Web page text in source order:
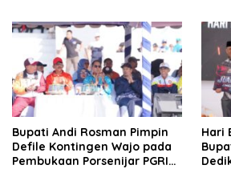
Bupati Andi Rosman Pimpin
Defile Kontingen Wajo pada
Pembukaan Porsenijar PGRI
Hari